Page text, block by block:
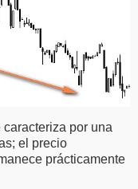
por una
el precio
prácticamente